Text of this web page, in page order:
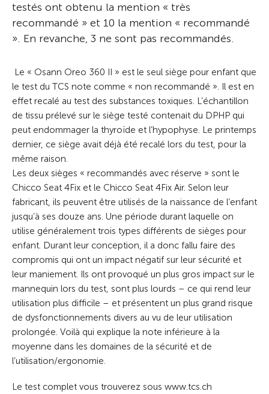
testés ont obtenu la mention « très
recommandé » et 10 la mention « recommandé
». En revanche, 3 ne sont pas recommandés.
Le « Osann Oreo 360 II » est le seul siège pour enfant que
le test du TCS note comme « non recommandé ». Il est en
effet recalé au test des substances toxiques. L’échantillon
de tissu prélevé sur le siège testé contenait du DPHP qui
peut endommager la thyroïde et l’hypophyse. Le printemps
dernier, ce siège avait déjà été recalé lors du test, pour la
même raison.
Les deux sièges « recommandés avec réserve » sont le
Chicco Seat 4Fix et le Chicco Seat 4Fix Air. Selon leur
fabricant, ils peuvent être utilisés de la naissance de l’enfant
jusqu’à ses douze ans. Une période durant laquelle on
utilise généralement trois types différents de sièges pour
enfant. Durant leur conception, il a donc fallu faire des
compromis qui ont un impact négatif sur leur sécurité et
leur maniement. Ils ont provoqué un plus gros impact sur le
mannequin lors du test, sont plus lourds – ce qui rend leur
utilisation plus difficile – et présentent un plus grand risque
de dysfonctionnements divers au vu de leur utilisation
prolongée. Voilà qui explique la note inférieure à la
moyenne dans les domaines de la sécurité et de
l’utilisation/ergonomie.
Le test complet vous trouverez sous www.tcs.ch